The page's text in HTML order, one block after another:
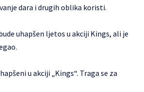
dara i drugih oblika koristi.
uhapšen ljetos u akciji Kings, ali je
u akciji „Kings“. Traga se za